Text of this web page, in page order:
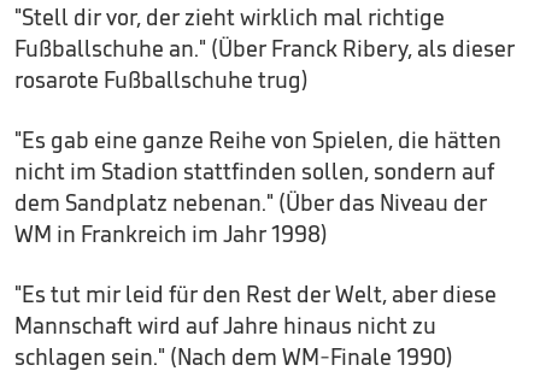
"Stell dir vor, der zieht wirklich mal richtige
Fußballschuhe an." (Über Franck Ribery, als dieser
rosarote Fußballschuhe trug)
"Es gab eine ganze Reihe von Spielen, die hätten
nicht im Stadion stattfinden sollen, sondern auf
dem Sandplatz nebenan." (Über das Niveau der
WM in Frankreich im Jahr 1998)
"Es tut mir leid für den Rest der Welt, aber diese
Mannschaft wird auf Jahre hinaus nicht zu
schlagen sein." (Nach dem WM-Finale 1990)